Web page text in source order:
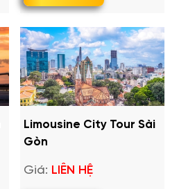
Limousine City Tour Sài
Gòn
Giá: LIÊN HỆ